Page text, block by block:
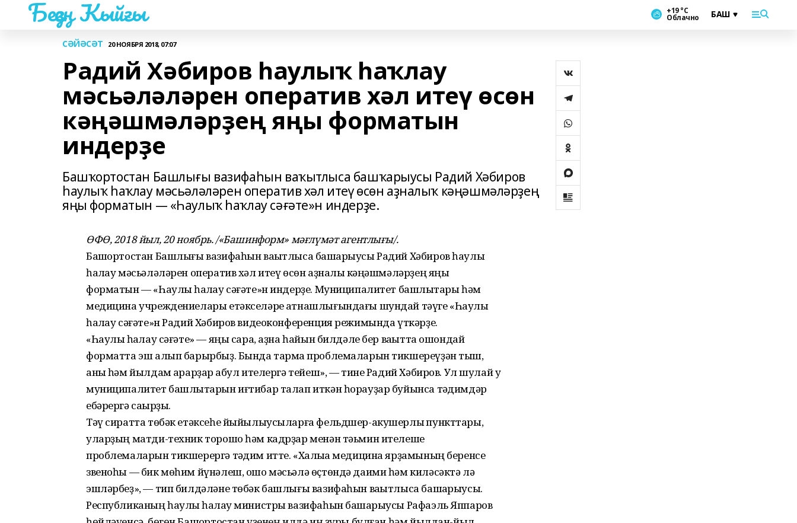
Беҙҙең Ҡыйғы +19 °С
Облачно
СӘЙӘСӘТ 20 НОЯБРЯ 2018, 07:07
Радий Хәбиров һаулыҡ һаҡлау
мәсьәләләрен оператив хәл итеү өсөн
кәңәшмәләрҙең яңы форматын
индерҙе
Башҡортостан Башлығы вазифаһын ваҡытлыса башҡарыусы Радий Хәбиров
һаулыҡ һаҡлау мәсьәләләрен оператив хәл итеү өсөн аҙналыҡ кәңәшмәләрҙең
яңы форматын — «Һаулыҡ һаҡлау сәғәте»н индерҙе.
ӨФӨ, 2018 йыл, 20 ноябрь. /«Башинформ» мәғлүмәт агентлығы/.
Башҡортостан Башлығы вазифаһын ваҡытлыса башҡарыусы Радий Хәбиров һаулыҡ
һаҡлау мәсьәләләрен оператив хәл итеү өсөн аҙналыҡ кәңәшмәләрҙең яңы
форматын — «Һаулыҡ һаҡлау сәғәте»н индерҙе. Муниципалитет башлыҡтары һәм
медицина учреждениелары етәкселәре ҡатнашлығындағы шундай тәүге «Һаулыҡ
һаҡлау сәғәте»н Радий Хәбиров видеоконференция режимында үткәрҙе.
«Һаулыҡ һаҡлау сәғәте» — яңы сара, аҙна һайын билдәле бер ваҡытта ошондай
форматта эш алып барырбыҙ. Бында тармаҡ проблемаларын тикшереүҙән тыш,
аныҡ һәм йылдам ҡарарҙар ҡабул ителергә тейеш», — тине Радий Хәбиров. Ул шулай уҡ
муниципалитет башлыҡтарын иғтибар талап иткән һорауҙар буйынса тәҡдимдәр
ебәрергә саҡырҙы.
Тәү сиратта төбәк етәксеһе йыйылыусыларға фельдшер-акушерлыҡ пункттары,
уларҙың матди-техник торошо һәм кадрҙар менән тәьмин ителеше
проблемаларын тикшерергә тәҡдим итте. «Халыҡҡа медицина ярҙамының беренсе
звеноһы — бик мөһим йүнәлеш, ошо мәсьәлә өҫтөндә даими һәм киләсәктә лә
эшләрбеҙ», — тип билдәләне төбәк башлығы вазифаһын ваҡытлыса башҡарыусы.
Республиканың һаулыҡ һаҡлау министры вазифаһын башҡарыусы Рафаэль Яппаров